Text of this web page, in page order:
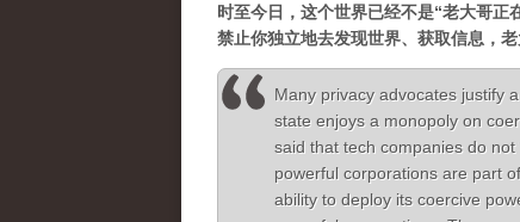
时至今日，这个世界已经不是“老大哥正
禁止你独立地去发现世界、获取信息，
Many privacy advocates justify
state enjoys a monopoly on
said that tech companies do
powerful corporations are part
ability to deploy its coercive